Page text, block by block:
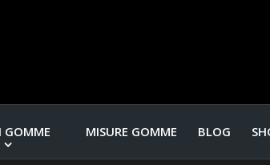
GOMME MISURE GOMME BLOG